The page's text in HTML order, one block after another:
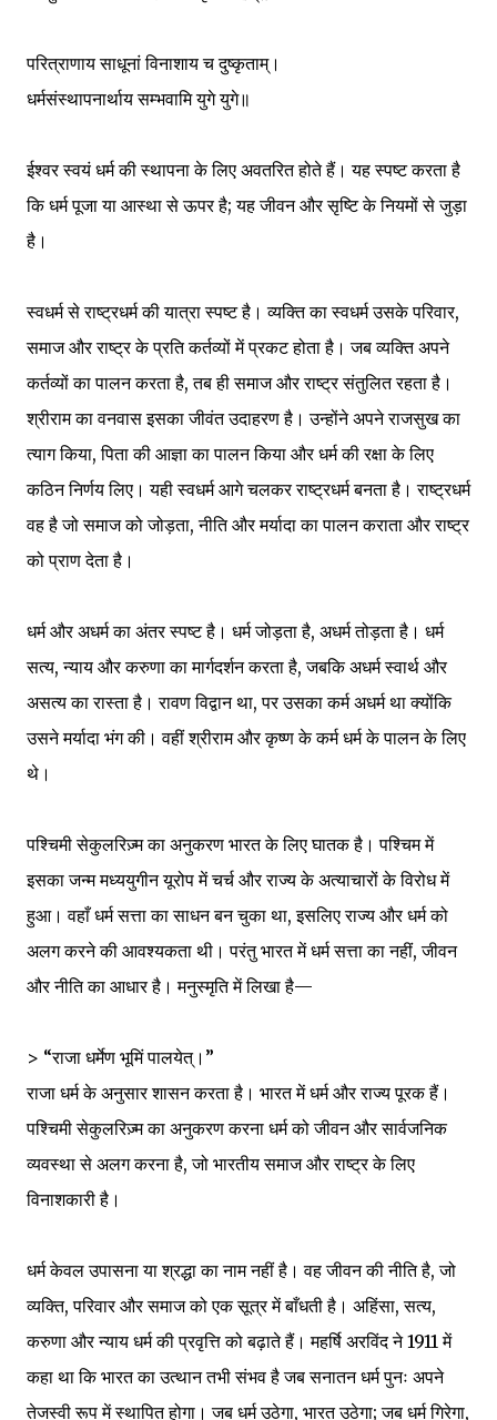
परित्राणाय साधूनां विनाशाय च दुष्कृताम्‌।
धर्मसंस्थापनार्थाय सम्भवामि युगे युगे॥
ईश्वर स्वयं धर्म की स्थापना के लिए अवतरित होते हैं। यह स्पष्ट करता है
कि धर्म पूजा या आस्था से ऊपर है; यह जीवन और सृष्टि के नियमों से जुड़ा
है।
स्वधर्म से राष्ट्रधर्म की यात्रा स्पष्ट है। व्यक्ति का स्वधर्म उसके परिवार,
समाज और राष्ट्र के प्रति कर्तव्यों में प्रकट होता है। जब व्यक्ति अपने
कर्तव्यों का पालन करता है, तब ही समाज और राष्ट्र संतुलित रहता है।
श्रीराम का वनवास इसका जीवंत उदाहरण है। उन्होंने अपने राजसुख का
त्याग किया, पिता की आज्ञा का पालन किया और धर्म की रक्षा के लिए
कठिन निर्णय लिए। यही स्वधर्म आगे चलकर राष्ट्रधर्म बनता है। राष्ट्रधर्म
वह है जो समाज को जोड़ता, नीति और मर्यादा का पालन कराता और राष्ट्र
को प्राण देता है।
धर्म और अधर्म का अंतर स्पष्ट है। धर्म जोड़ता है, अधर्म तोड़ता है। धर्म
सत्य, न्याय और करुणा का मार्गदर्शन करता है, जबकि अधर्म स्वार्थ और
असत्य का रास्ता है। रावण विद्वान था, पर उसका कर्म अधर्म था क्योंकि
उसने मर्यादा भंग की। वहीं श्रीराम और कृष्ण के कर्म धर्म के पालन के लिए
थे।
पश्चिमी सेकुलरिज़्म का अनुकरण भारत के लिए घातक है। पश्चिम में
इसका जन्म मध्ययुगीन यूरोप में चर्च और राज्य के अत्याचारों के विरोध में
हुआ। वहाँ धर्म सत्ता का साधन बन चुका था, इसलिए राज्य और धर्म को
अलग करने की आवश्यकता थी। परंतु भारत में धर्म सत्ता का नहीं, जीवन
और नीति का आधार है। मनुस्मृति में लिखा है—
> “राजा धर्मेण भूमिं पालयेत्।”
राजा धर्म के अनुसार शासन करता है। भारत में धर्म और राज्य पूरक हैं।
पश्चिमी सेकुलरिज़्म का अनुकरण करना धर्म को जीवन और सार्वजनिक
व्यवस्था से अलग करना है, जो भारतीय समाज और राष्ट्र के लिए
विनाशकारी है।
धर्म केवल उपासना या श्रद्धा का नाम नहीं है। वह जीवन की नीति है, जो
व्यक्ति, परिवार और समाज को एक सूत्र में बाँधती है। अहिंसा, सत्य,
करुणा और न्याय धर्म की प्रवृत्ति को बढ़ाते हैं। महर्षि अरविंद ने 1911 में
कहा था कि भारत का उत्थान तभी संभव है जब सनातन धर्म पुनः अपने
तेजस्वी रूप में स्थापित होगा। जब धर्म उठेगा, भारत उठेगा; जब धर्म गिरेगा,